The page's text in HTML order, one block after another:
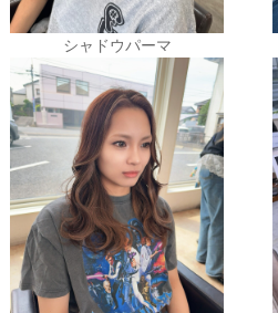
シャドウパーマ